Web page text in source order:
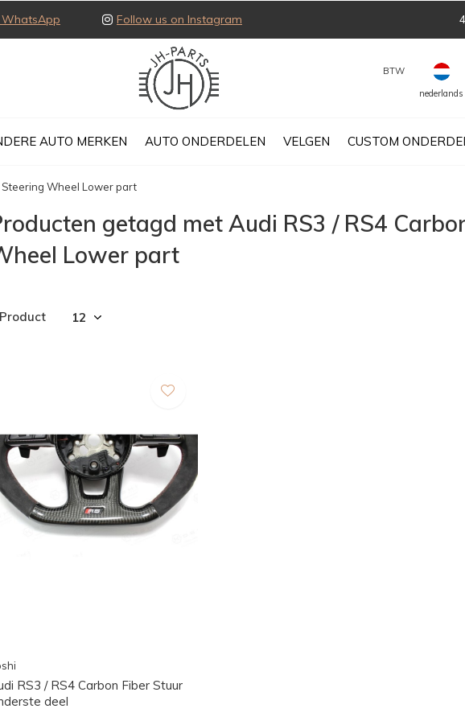
AUTO MERKEN AUTO ONDERDELEN VELGEN CUSTOM
BTW
nederlands
Follow us on Instagram
Steering Wheel Lower part
getagd met Audi RS3 / RS4
Lower part
RS3 / RS4 Carbon Fiber Stuur
deel